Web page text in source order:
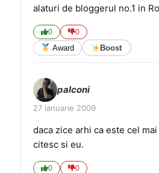
alaturi de bloggerul no.1 in
0 0
Award Boost
palconi
27 ianuarie 2009
daca zice arhi ca este cel
citesc si eu.
0 0